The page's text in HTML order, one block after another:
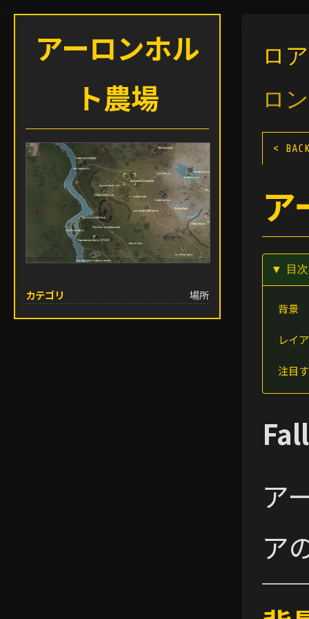
アーロンホル
ト農場
カテゴリ 場所
ロ
ロ
<
ア
▼ 目
背景
レイ
注目
ア
ア